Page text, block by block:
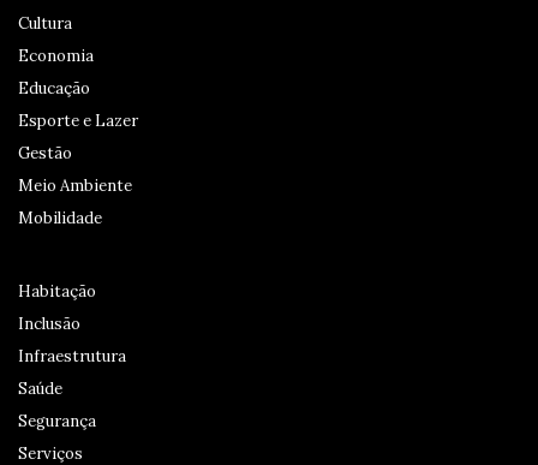
Cultura
Economia
Educação
Esporte e Lazer
Gestão
Meio Ambiente
Mobilidade
Habitação
Inclusão
Infraestrutura
Saúde
Segurança
Serviços